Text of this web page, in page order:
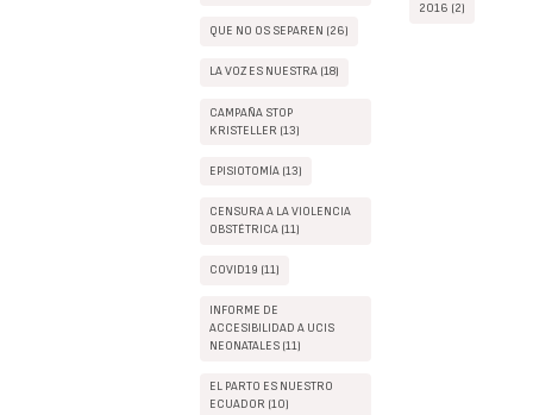
QUE NO OS SEPAREN (26)
LA VOZ ES NUESTRA (18)
CAMPAÑA STOP
KRISTELLER (13)
EPISIOTOMÍA (13)
CENSURA A LA VIOLENCIA
OBSTÉTRICA (11)
COVID19 (11)
INFORME DE
ACCESIBILIDAD A UCIS
NEONATALES (11)
EL PARTO ES NUESTRO
ECUADOR (10)
2016 (2)